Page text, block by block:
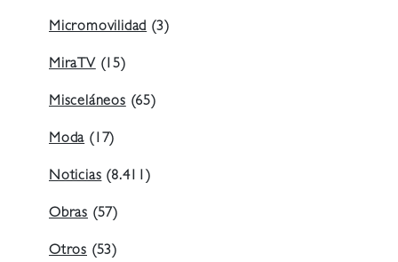
Micromovilidad(3)
MiraTV(15)
Misceláneos(65)
Moda(17)
Noticias(8.411)
Obras (57)
Otros (53)